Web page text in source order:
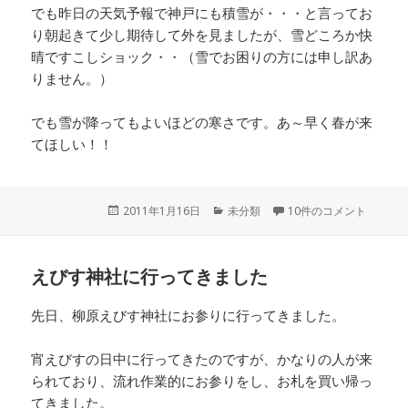
でも昨日の天気予報で神戸にも積雪が・・・と言ってお
り朝起きて少し期待して外を見ましたが、雪どころか快
晴ですこしショック・・（雪でお困りの方には申し訳あ
りません。）
でも雪が降ってもよいほどの寒さです。あ～早く春が来
てほしい！！
投
2011年1月16日
カ
ー
未分類 10件のコメント
えびす神社に行ってきました
先日、柳原えびす神社にお参りに行ってきました。
宵えびすの日中に行ってきたのですが、かなりの人が来
られており、流れ作業的にお参りをし、お札を買い帰っ
てきました。